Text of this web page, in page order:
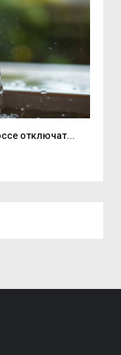
отключат...